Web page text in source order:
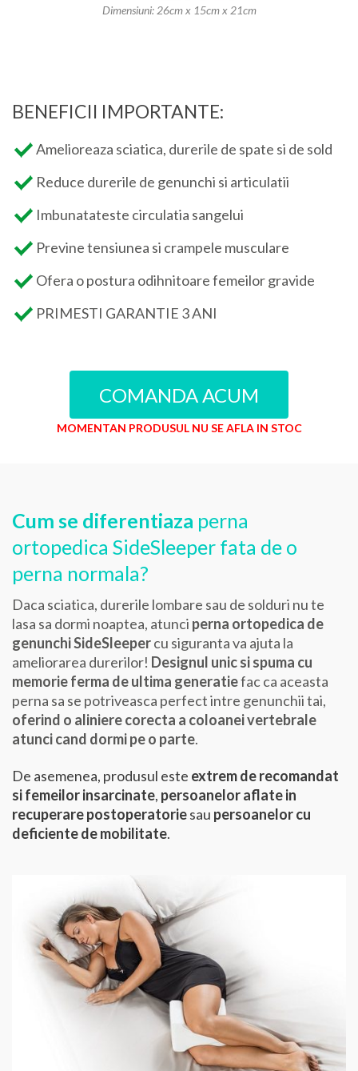
Dimensiuni: 26cm x 15cm x 21cm
BENEFICII IMPORTANTE:
Amelioreaza sciatica, durerile de spate si de sold
Reduce durerile de genunchi si articulatii
Imbunatateste circulatia sangelui
Previne tensiunea si crampele musculare
Ofera o postura odihnitoare femeilor gravide
PRIMESTI GARANTIE 3 ANI
COMANDA ACUM
MOMENTAN PRODUSUL NU SE AFLA IN STOC
Cum se diferentiaza perna
ortopedica SideSleeper fata de o
perna normala?
Daca sciatica, durerile lombare sau de solduri nu te
lasa sa dormi noaptea, atunci perna ortopedica de
genunchi SideSleepercu siguranta va ajuta la
ameliorarea durerilor! Designul unic si spuma cu
memorie ferma de ultima generatiefac ca aceasta
perna sa se potriveasca perfect intre genunchii tai,
oferind o aliniere corecta a coloanei vertebrale
atunci cand dormi pe o parte.
De asemenea, produsul este extrem de recomandat
sifemeilor insarcinate, persoanelor aflate in
recuperare postoperatoriesau persoanelor cu
deficiente de mobilitate.